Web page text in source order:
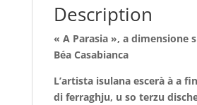
Description
« A Parasia », a dimensione
Béa Casabianca
L’artista isulana escerà à a
di ferraghju, u so terzu